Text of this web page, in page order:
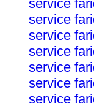
service
service
service
service
service
service
service